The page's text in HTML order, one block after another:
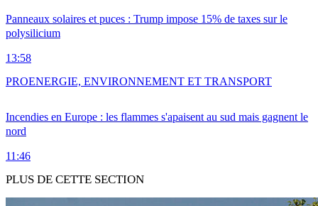
Panneaux solaires et puces : Trump impose 15% de taxes sur le
polysilicium
13:58
Incendies en Europe : les flammes s'apaisent au sud mais gagnent le
nord
11:46
PROENERGIE, ENVIRONNEMENT ET TRANSPORT
PLUS DE CETTE SECTION